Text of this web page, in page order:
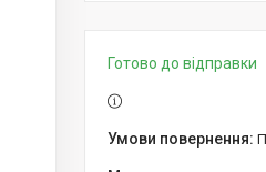
Готово до відправки